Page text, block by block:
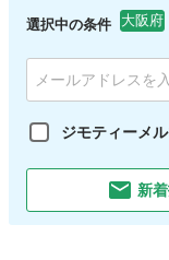
選択中の条件 大阪府
ジモティーメ
新